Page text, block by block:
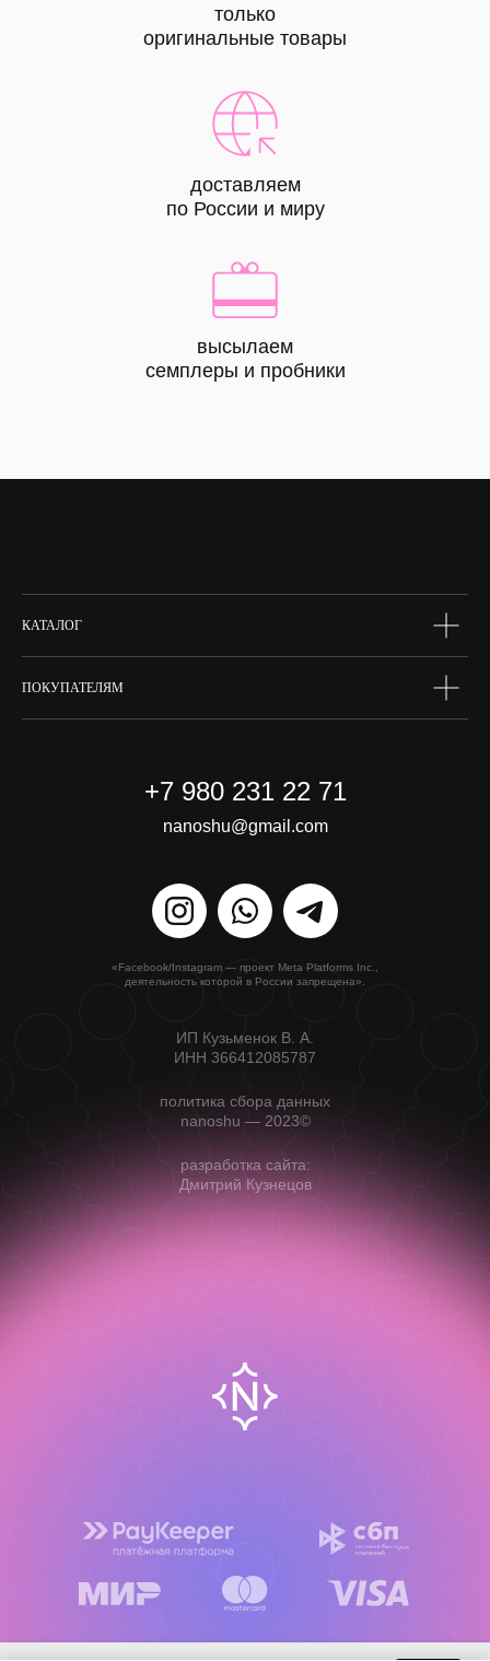
только
оригинальные товары
доставляем
по России и миру
высылаем
семплеры и пробники
КАТАЛОГ
ПОКУПАТЕЛЯМ
«Facebook/Instagram — проект Meta Platforms Inc.,
деятельность которой в России запрещена».
волосы
+7 980 231 22 71
nanoshu@gmail.com
ИП Кузьменок В. А.
ИНН 366412085787
разработка сайта:
Дмитрий Кузнецов
политика сбора данных
nanoshu — 2023©